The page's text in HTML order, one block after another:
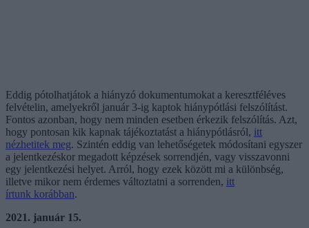
Eddig pótolhatjátok a hiányzó dokumentumokat a keresztféléves
felvételin, amelyekről január 3-ig kaptok hiánypótlási felszólítást.
Fontos azonban, hogy nem minden esetben érkezik felszólítás. Azt,
hogy pontosan kik kapnak tájékoztatást a hiánypótlásról, itt
nézhetitek meg. Szintén eddig van lehetőségetek módosítani egyszer
a jelentkezéskor megadott képzések sorrendjén, vagy visszavonni
egy jelentkezési helyet. Arról, hogy ezek között mi a különbség,
illetve mikor nem érdemes változtatni a sorrenden, itt
írtunk korábban.
2021. január 15.